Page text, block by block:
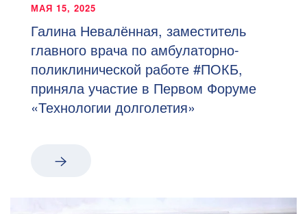
МАЯ 15, 2025
Галина Невалённая, заместитель
главного врача по амбулаторно-
поликлинической работе #ПОКБ,
приняла участие в Первом Форуме
«Технологии долголетия»